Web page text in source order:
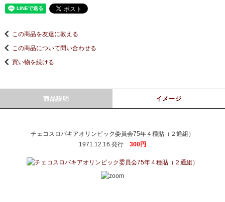
この商品を友達に教える
この商品について問い合わせる
買い物を続ける
商品説明 イメージ
チェコスロバキアオリンピック委員会75年４種貼（２通組）
1971.12.16.発行 300円